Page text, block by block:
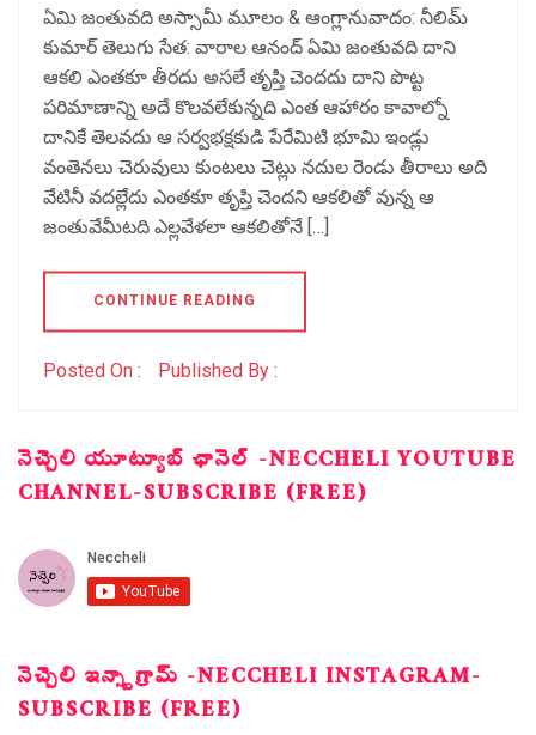
ఏమి జంతువది అస్సామీ మూలం & ఆంగ్లానువాదం: నీలిమ్
కుమార్ తెలుగు సేత: వారాల ఆనంద్ ఏమి జంతువది దాని
ఆకలి ఎంతకూ తీరదు అసలే తృప్తి చెందదు దాని పొట్ట
పరిమాణాన్ని అదే కొలవలేకున్నది ఎంత ఆహారం కావాల్నో
దానికే తెలవదు ఆ సర్వభక్షకుడి పేరేమిటి భూమి ఇండ్లు
వంతెనలు చెరువులు కుంటలు చెట్లు నదుల రెండు తీరాలు అది
వేటినీ వదల్లేదు ఎంతకూ తృప్తి చెందని ఆకలితో వున్న ఆ
జంతువేమీటది ఎల్లవేళలా ఆకలితోనే […]
CONTINUE READING
Posted On : Published By :
నెచ్చెలి యూట్యూబ్ ఛానెల్ -NECCHELI YOUTUBE
CHANNEL-SUBSCRIBE (FREE)
నెచ్చెలి ఇన్స్టాగ్రామ్ -NECCHELI INSTAGRAM-
SUBSCRIBE (FREE)